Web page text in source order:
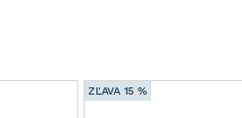
ZĽAVA 15 %